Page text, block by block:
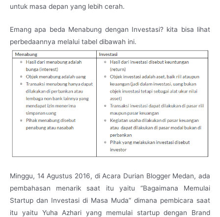
untuk masa depan yang lebih cerah.
Emang apa beda Menabung dengan Investasi? kita bisa lihat
perbedaannya melalui tabel dibawah ini.
Minggu, 14 Agustus 2016, di Acara Durian Blogger Medan, ada
pembahasan menarik saat itu yaitu “Bagaimana Memulai
Startup dan Investasi di Masa Muda” dimana pembicara saat
itu yaitu Yuha Azhari yang memulai startup dengan Brand